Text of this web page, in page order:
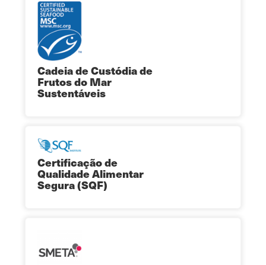
Cadeia de Custódia de
Frutos do Mar
Sustentáveis
Certificação de
Qualidade Alimentar
Segura (SQF)